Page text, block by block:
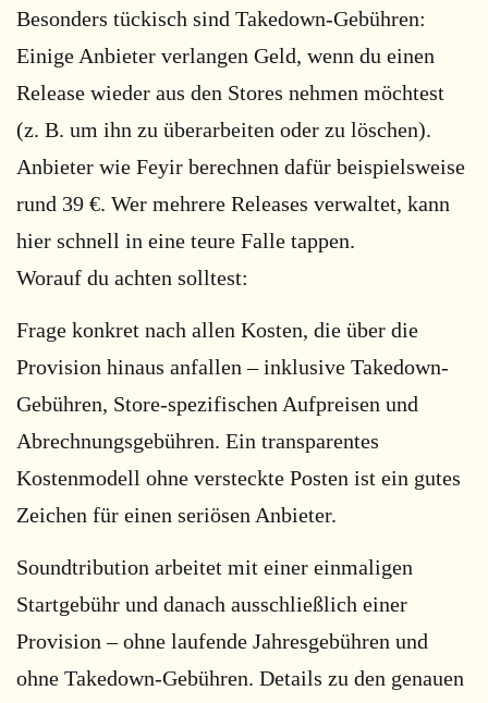
Besonders tückisch sind Takedown-Gebühren:
Einige Anbieter verlangen Geld, wenn du einen
Release wieder aus den Stores nehmen möchtest
(z. B. um ihn zu überarbeiten oder zu löschen).
Anbieter wie Feyir berechnen dafür beispielsweise
rund 39 €. Wer mehrere Releases verwaltet, kann
hier schnell in eine teure Falle tappen.
Worauf du achten solltest:
Frage konkret nach allen Kosten, die über die
Provision hinaus anfallen – inklusive Takedown-
Gebühren, Store-spezifischen Aufpreisen und
Abrechnungsgebühren. Ein transparentes
Kostenmodell ohne versteckte Posten ist ein gutes
Zeichen für einen seriösen Anbieter.
Soundtribution arbeitet mit einer einmaligen
Startgebühr und danach ausschließlich einer
Provision – ohne laufende Jahresgebühren und
ohne Takedown-Gebühren. Details zu den genauen